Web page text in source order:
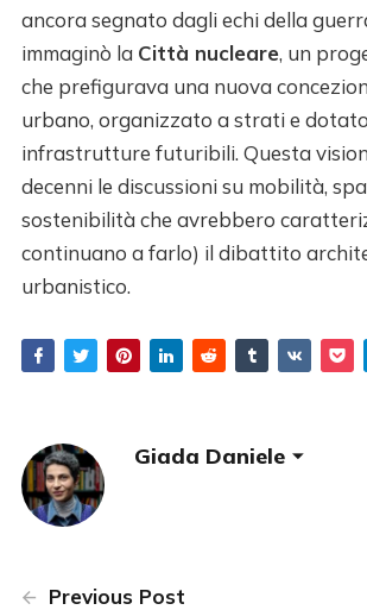
ancora segnato dagli echi della
immaginò la Città nucleare, un
che prefigurava una nuova
urbano, organizzato a strati e
infrastrutture futuribili. Questa
decenni le discussioni su mobilità,
sostenibilità che avrebbero
continuano a farlo) il dibattito
urbanistico.
Giada Daniele
Previous Post